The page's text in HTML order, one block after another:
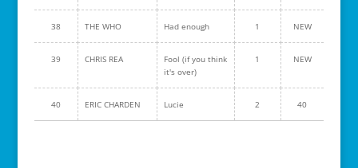
38 THE WHO Had enough 1 NEW
39 CHRIS REA
Fool (if you think
it's over)
1 NEW
40 ERIC CHARDEN Lucie 2 40